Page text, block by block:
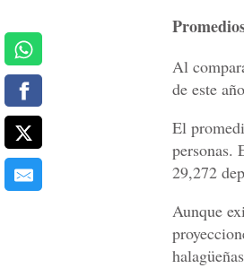
Al
de este
El
personas.
29,272
Aunque